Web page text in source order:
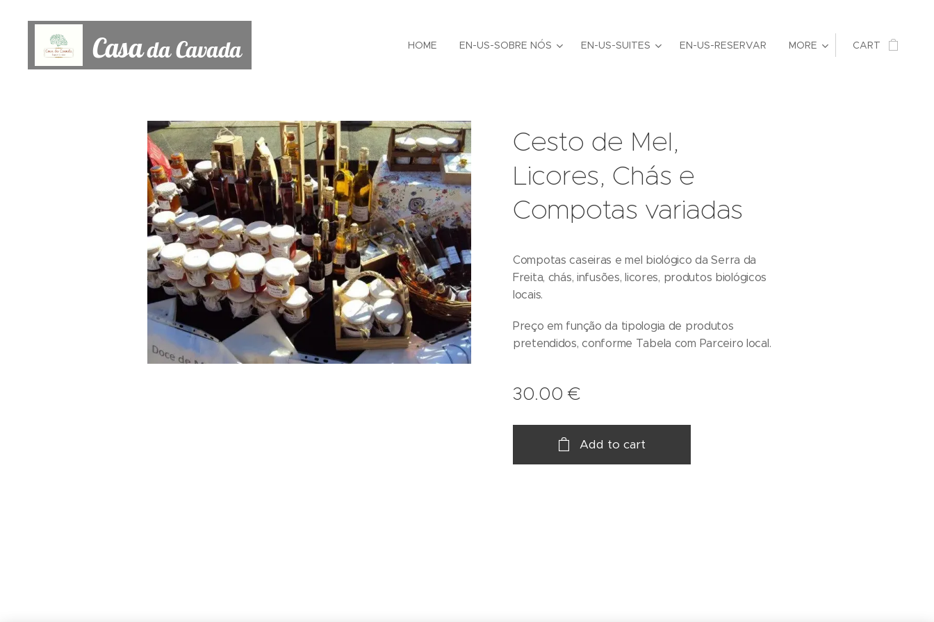
Casada Cavada HOME EN-US-SOBRE NÓS EN-US-SUITES EN-US-RESERVAR MORE CART
Cesto de Mel,
Licores, Chás e
Compotas variadas
Compotas caseiras e mel biológico da Serra da
Freita, chás, infusões, licores, produtos biológicos
locais.
Preço em função da tipologia de produtos
pretendidos, conforme Tabela com Parceiro local.
30.00 €
Add to cart